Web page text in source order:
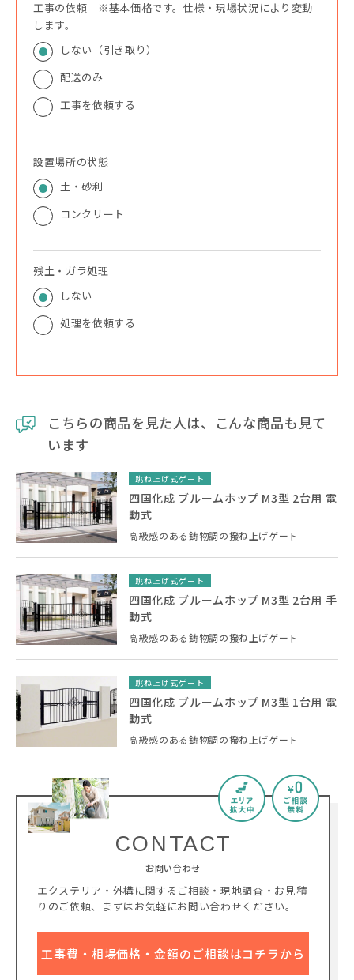
工事の依頼 ※基本価格です。仕様・現場状況により変動
します。
しない（引き取り）
配送のみ
工事を依頼する
設置場所の状態
土・砂利
コンクリート
残土・ガラ処理
しない
処理を依頼する
こちらの商品を見た人は、こんな商品も見て
います
跳ね上げ式ゲート
四国化成 ブルームホップ M3型 2台用 電
動式
高級感のある鋳物調の撥ね上げゲート
跳ね上げ式ゲート
四国化成 ブルームホップ M3型 2台用 手
動式
高級感のある鋳物調の撥ね上げゲート
跳ね上げ式ゲート
四国化成 ブルームホップ M3型 1台用 電
動式
高級感のある鋳物調の撥ね上げゲート
CONTACT
お問い合わせ
エクステリア・外構に関するご相談・現地調査・お見積
りのご依頼、
まずはお気軽にお問い合わせください。
工事費・相場価格・金額のご相談はコチラから